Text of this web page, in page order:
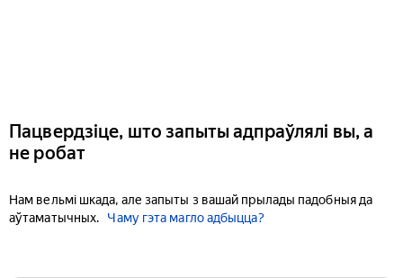
Пацвердзіце, што запыты адпраўлялі вы, а
не робат
Нам вельмі шкада, але запыты з вашай прылады падобныя да
аўтаматычных.
Чаму гэта магло адбыцца?